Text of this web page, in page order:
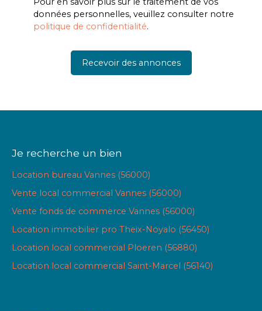
données personnelles, veuillez consulter notre
politique de confidentialité.
Recevoir des annonces
Je recherche un bien
Location bureau Vannes (56000)
Vente local commercial Vannes (56000)
Vente fonds de commerce Vannes (56000)
Location immobilier pro Theix-Noyalo (56450)
Location local commercial Ploeren (56880)
Location local commercial Saint-Marcel (56140)